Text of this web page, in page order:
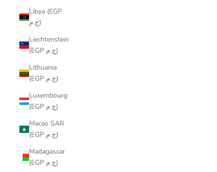
Libya (EGP
ج.م)
Liechtenstein
(EGP ج.م)
Lithuania
(EGP ج.م)
Luxembourg
(EGP ج.م)
Macao SAR
(EGP ج.م)
Madagascar
(EGP ج.م)